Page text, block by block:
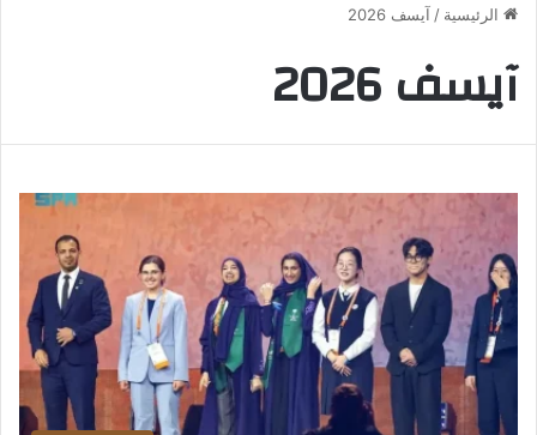
الرئيسية / آيسف 2026
آيسف 2026